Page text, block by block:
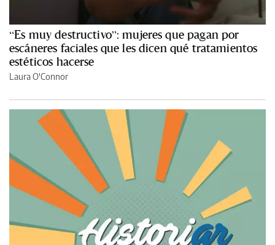
“Es muy destructivo”: mujeres que pagan por
escáneres faciales que les dicen qué tratamientos
estéticos hacerse
Laura O'Connor